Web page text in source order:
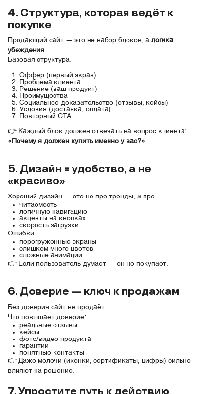
4. Структура, которая ведёт к
покупке
Продающий сайт — это не набор блоков, а логика
убеждения.
Базовая структура:
Оффер (первый экран)
Проблема клиента
Решение (ваш продукт)
Преимущества
Социальное доказательство (отзывы, кейсы)
Условия (доставка, оплата)
Повторный CTA
👉 Каждый блок должен отвечать на вопрос клиента:
«Почему я должен купить именно у вас?»
5. Дизайн = удобство, а не
«красиво»
Хороший дизайн — это не про тренды, а про:
читаемость
логичную навигацию
акценты на кнопках
скорость загрузки
Ошибки:
перегруженные экраны
слишком много цветов
сложные анимации
👉 Если пользователь думает — он не покупает.
6. Доверие — ключ к продажам
Без доверия сайт не продаёт.
Что повышает доверие:
реальные отзывы
кейсы
фото/видео продукта
гарантии
понятные контакты
👉 Даже мелочи (иконки, сертификаты, цифры) сильно
влияют на решение.
7. Упростите путь к действию